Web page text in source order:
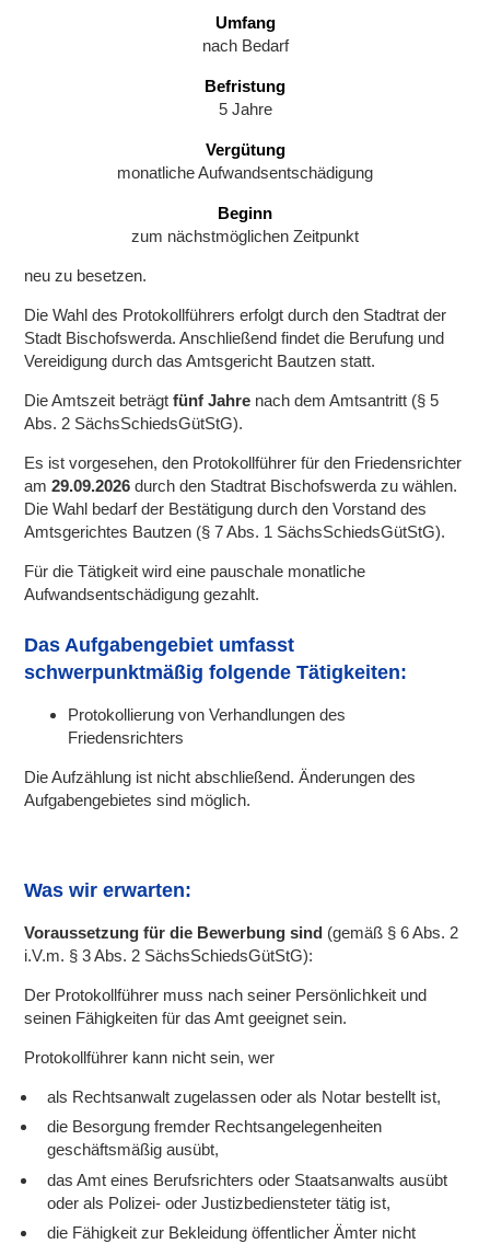
Umfang
nach Bedarf
Befristung
5 Jahre
Vergütung
monatliche Aufwandsentschädigung
Beginn
zum nächstmöglichen Zeitpunkt
neu zu besetzen.
Die Wahl des Protokollführers erfolgt durch den Stadtrat der
Stadt Bischofswerda. Anschließend findet die Berufung und
Vereidigung durch das Amtsgericht Bautzen statt.
Die Amtszeit beträgtfünf Jahre nach dem Amtsantritt (§ 5
Abs. 2 SächsSchiedsGütStG).
Es ist vorgesehen, den Protokollführer für den Friedensrichter
am29.09.2026 durch den Stadtrat Bischofswerda zu wählen.
Die Wahl bedarf der Bestätigung durch den Vorstand des
Amtsgerichtes Bautzen (§ 7 Abs. 1 SächsSchiedsGütStG).
Für die Tätigkeit wird eine pauschale monatliche
Aufwandsentschädigung gezahlt.
Das Aufgabengebiet umfasst
schwerpunktmäßig folgende Tätigkeiten:
Protokollierung von Verhandlungen des
Friedensrichters
Die Aufzählung ist nicht abschließend. Änderungen des
Aufgabengebietes sind möglich.
Was wir erwarten:
Voraussetzung für die Bewerbung sind (gemäß § 6 Abs. 2
i.V.m. § 3 Abs. 2 SächsSchiedsGütStG):
Der Protokollführer muss nach seiner Persönlichkeit und
seinen Fähigkeiten für das Amt geeignet sein.
Protokollführer kann nicht sein, wer
als Rechtsanwalt zugelassen oder als Notar bestellt ist,
die Besorgung fremder Rechtsangelegenheiten
geschäftsmäßig ausübt,
das Amt eines Berufsrichters oder Staatsanwalts ausübt
oder als Polizei- oder Justizbediensteter tätig ist,
die Fähigkeit zur Bekleidung öffentlicher Ämter nicht